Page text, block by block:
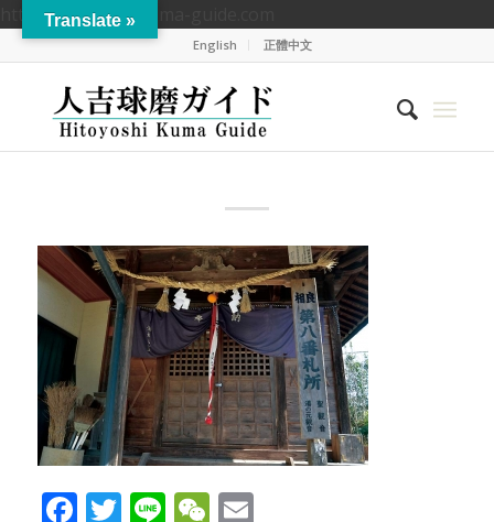
https://hitoyoshikuma-guide.com
English 正體中文
Facebook
Twitter
LineWeChat
Email
Translate »